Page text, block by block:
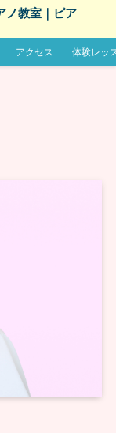
ノ教室｜ピア
アクセス 体験レッ